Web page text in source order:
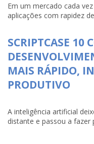
Em um mercado cada
aplicações com rapidez
SCRIPTCASE 10
MAIS RÁPIDO,
PRODUTIVO
A inteligência artificial
distante e passou a fazer